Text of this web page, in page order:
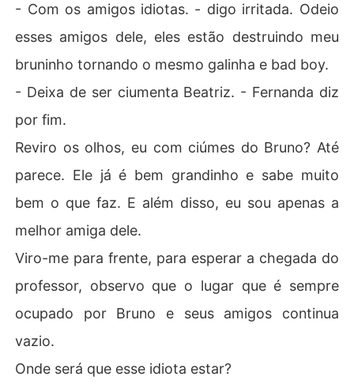
- Com os amigos idiotas. - digo irritada. Odeio
esses amigos dele, eles estão destruindo meu
bruninho tornando o mesmo galinha e bad boy.
- Deixa de ser ciumenta Beatriz. - Fernanda diz
por fim.
Reviro os olhos, eu com ciúmes do Bruno? Até
parece. Ele já é bem grandinho e sabe muito
bem o que faz. E além disso, eu sou apenas a
melhor amiga dele.
Viro-me para frente, para esperar a chegada do
professor, observo que o lugar que é sempre
ocupado por Bruno e seus amigos continua
vazio.
Onde será que esse idiota estar?